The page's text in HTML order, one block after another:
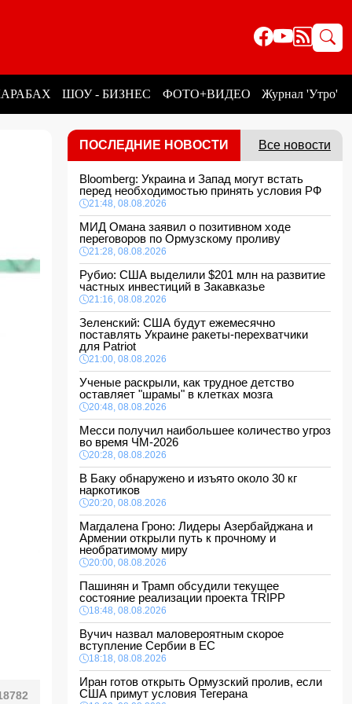
ШОУ - БИЗНЕС ФОТО+ВИДЕО Журнал 'Утро'
ПОСЛЕДНИЕ НОВОСТИ Все новости
Bloomberg: Украина и Запад могут встать
перед необходимостью принять условия РФ
21:48, 08.08.2026
МИД Омана заявил о позитивном ходе
переговоров по Ормузскому проливу
21:28, 08.08.2026
Рубио: США выделили $201 млн на развитие
частных инвестиций в Закавказье
21:16, 08.08.2026
Зеленский: США будут ежемесячно
поставлять Украине ракеты-перехватчики
для Patriot
21:00, 08.08.2026
Ученые раскрыли, как трудное детство
оставляет "шрамы" в клетках мозга
20:48, 08.08.2026
Месси получил наибольшее количество угроз
во время ЧМ-2026
20:28, 08.08.2026
В Баку обнаружено и изъято около 30 кг
наркотиков
20:20, 08.08.2026
Магдалена Гроно: Лидеры Азербайджана и
Армении открыли путь к прочному и
необратимому миру
20:00, 08.08.2026
Пашинян и Трамп обсудили текущее
состояние реализации проекта TRIPP
18:48, 08.08.2026
Вучич назвал маловероятным скорое
вступление Сербии в ЕС
18:18, 08.08.2026
Иран готов открыть Ормузский пролив, если
США примут условия Тегерана